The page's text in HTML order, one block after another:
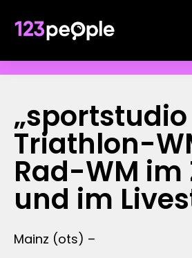
„sportstudio
Triathlon-
Rad-WM im
und im
Mainz (ots) –